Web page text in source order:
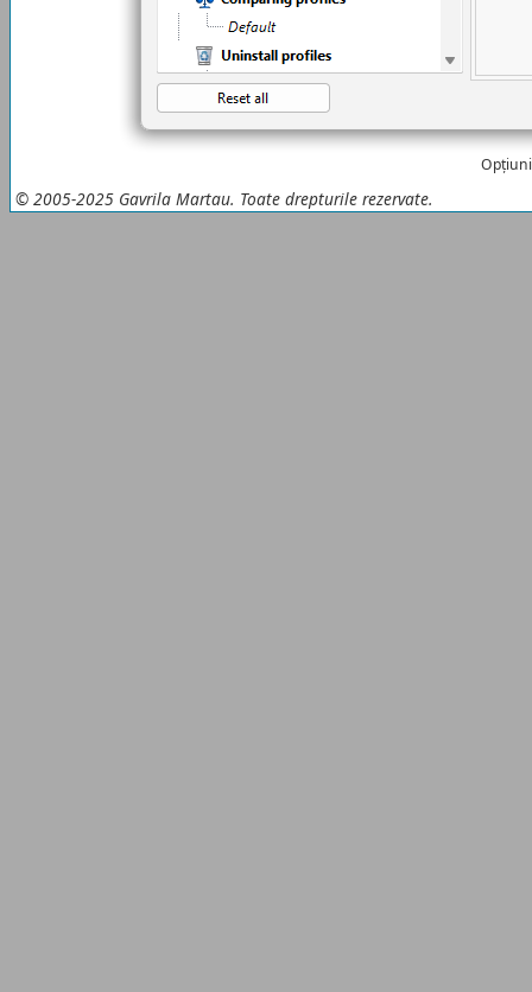
© 2005-2025 Gavrila Martau. Toate drepturile rezervate.